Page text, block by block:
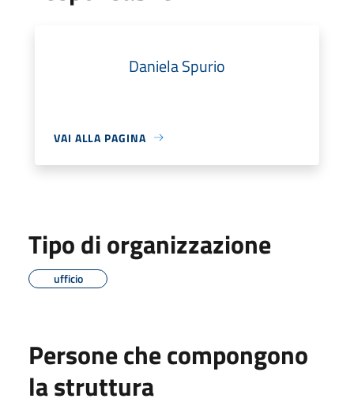
Daniela Spurio
VAI ALLA PAGINA
Tipo di organizzazione
ufficio
Persone che compongono
la struttura